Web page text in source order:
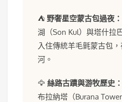
⛺ 野奢星空蒙古包過夜：
湖（Son Kul）與塔什拉
入住傳統羊毛氈蒙古包
河。
🦅 絲路古蹟與游牧歷史：
布拉納塔（Burana